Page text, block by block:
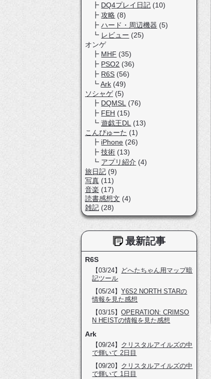
DQ4プレイ日記 (10)
攻略 (8)
ハード・周辺機器 (5)
レビュー (25)
オンゲ
MHF (35)
PSO2 (36)
R6S (56)
Ark (49)
ソシャゲ(5)
DQMSL
(76)
FEH (15)
遊戯王DL
(13)
こんぴゅーた (1)
iPhone (26)
技術 (13)
アプリ紹介 (4)
旅日記 (9)
写真 (11)
音楽 (17)
読書感想文 (4)
雑記 (28)
最新記事
R6S
【03/24】
どへたちゃん用マップ暗
記ツール
【05/24】Y6S2 NORTH STARの
情報を見た感想
【03/15】OPERATION: CRIMSO
N HEISTの情報を見た感想
Ark
【09/24】 クリスタルアイルズの中
で輝いて 2日目
【09/20】 クリスタルアイルズの中
で輝いて 1日目